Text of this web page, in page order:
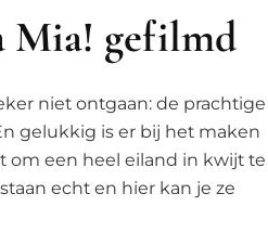
Mia! gefilmd
niet ontgaan: de prachtige
gelukkig is er bij het maken
om een heel eiland in kwijt te
echt en hier kan je ze